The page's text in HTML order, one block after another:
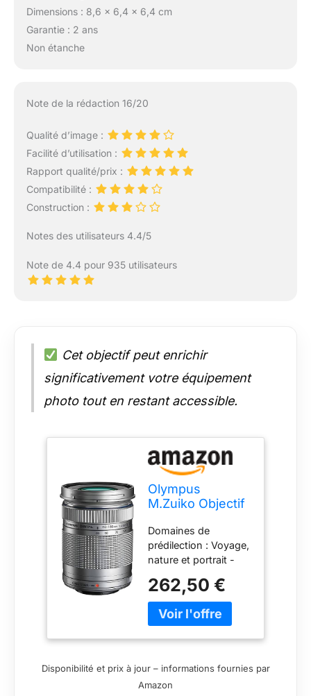
Dimensions : 8,6 x 6,4 x 6,4 cm
Garantie : 2 ans
Non étanche
Note de la rédaction 16/20
Qualité d’image :
Facilité d’utilisation :
Rapport qualité/prix :
Compatibilité :
Construction :
Notes des utilisateurs 4.4/5
Note de 4.4 pour 935 utilisateurs
Cet objectif peut enrichir
significativement votre équipement
photo tout en restant accessible.
Olympus
M.Zuiko Objectif
150mm F4-5.6 II,
zoom téléphoto,
compatible tout
appareil photo
Micro 4/3
(modèles
Olympus OM-D
& PEN,
G), Argent
Domaines de
prédilection : Voyage,
nature et portrait -
un objectif 80-300
mm Le télézoom
ultra-compact, qui
conception Une
262,50 €
Disponibilité et prix à jour – informations fournies par
Amazon